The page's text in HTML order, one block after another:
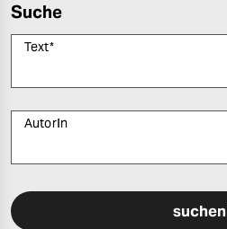
politik
gesellschaft
sport
Suche
Text*
AutorIn